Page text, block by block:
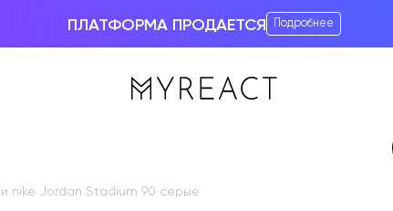
ПЛАТФОРМА ПРОДАЕТСЯ Подробнее
nike Jordan Stadium 90 серые